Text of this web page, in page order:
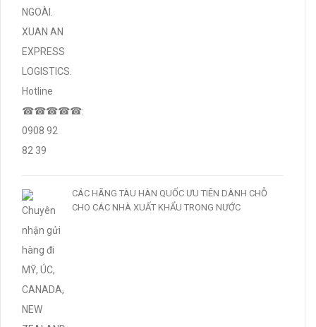
CÁC HÃNG TÀU HÀN QUỐC ƯU TIÊN DÀNH CHỖ
CHO CÁC NHÀ XUẤT KHẨU TRONG NƯỚC